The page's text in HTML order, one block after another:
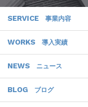
SERVICE 事業内容
WORKS 導入実績
NEWS ニュース
BLOG ブログ